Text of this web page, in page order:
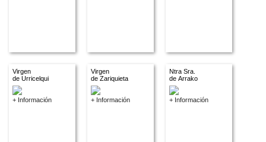
Virgen
de Urricelqui
+ Información
Virgen
de Zariquieta
+ Información
Ntra Sra.
de Arrako
+ Información